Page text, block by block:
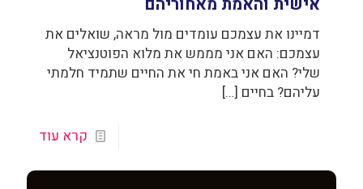
דמיינו את עצמכם עומדים מול מראה, שואלים את
עצמכם: האם אני מממש את מלוא הפוטנציאל
שלי? האם אני באמת חי את החיים שתמיד חלמתי
עליהם? בחיים […]
קרא עוד